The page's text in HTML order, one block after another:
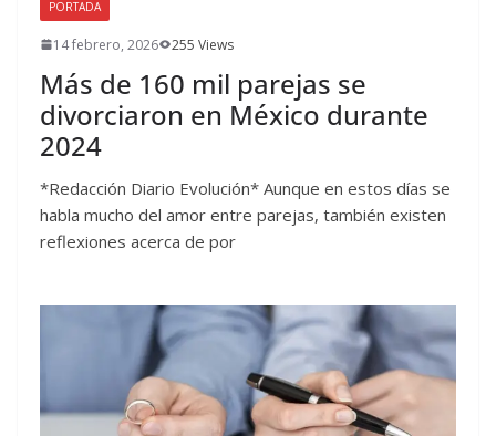
PORTADA
14 febrero, 2026 255 Views
Más de 160 mil parejas se
divorciaron en México durante
2024
*Redacción Diario Evolución* Aunque en estos días se
habla mucho del amor entre parejas, también existen
reflexiones acerca de por